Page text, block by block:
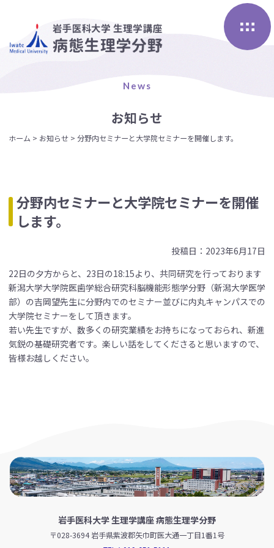
News
お知らせ
ホーム > お知らせ >分野内セミナーと大学院セミナーを開催します。
分野内セミナーと大学院セミナーを開催
します。
投稿日：2023年6月17日
22日の夕方からと、23日の18:15より、共同研究を行っております
新潟大学大学院医歯学総合研究科脳機能形態学分野（新潟大学医学
部）の吉岡望先生に分野内でのセミナー並びに内丸キャンパスでの
大学院セミナーをして頂きます。
若い先生ですが、数多くの研究業績をお持ちになっておられ、新進
気鋭の基礎研究者です。楽しい話をしてくださると思いますので、
皆様お越しください。
岩手医科大学 生理学講座 病態生理学分野
〒028-3694 岩手県紫波郡矢巾町医大通一丁目1番1号